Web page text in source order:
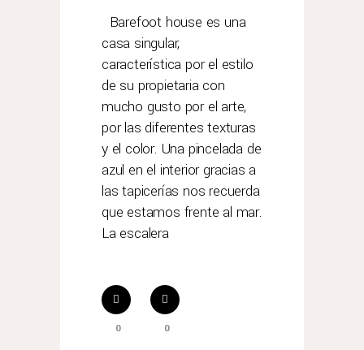
Barefoot house es una
casa singular,
característica por el estilo
de su propietaria con
mucho gusto por el arte,
por las diferentes texturas
y el color. Una pincelada de
azul en el interior gracias a
las tapicerías nos recuerda
que estamos frente al mar.
La escalera
0 0